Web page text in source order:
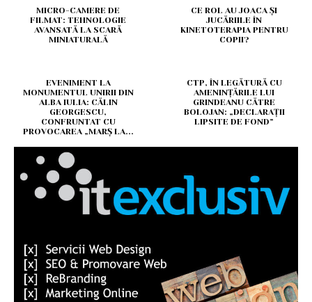
MICRO-CAMERE DE
FILMAT: TEHNOLOGIE
AVANSATĂ LA SCARĂ
MINIATURALĂ
CE ROL AU JOACA ȘI
JUCĂRIILE ÎN
KINETOTERAPIA PENTRU
COPII?
EVENIMENT LA
MONUMENTUL UNIRII DIN
ALBA IULIA: CĂLIN
GEORGESCU,
CONFRUNTAT CU
PROVOCAREA „MARȘ LA...
CTP, ÎN LEGĂTURĂ CU
AMENINȚĂRILE LUI
GRINDEANU CĂTRE
BOLOJAN: „DECLARAȚII
LIPSITE DE FOND”